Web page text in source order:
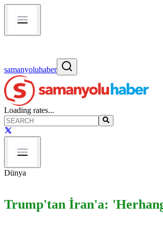
samanyoluhaber
Loading rates...
Dünya
Trump'tan İran'a: